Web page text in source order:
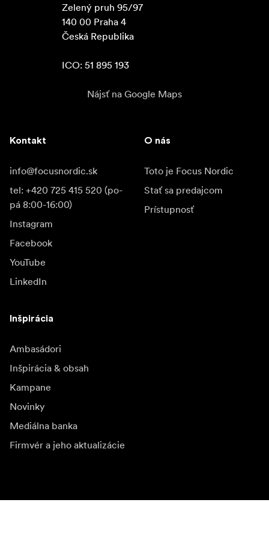
Zelený pruh 95/97
140 00 Praha 4
Česká Republika
ICO: 51 895 193
Nájsť na Google Maps
Kontakt
info@focusnordic.sk
tel: +420 725 415 520 (po-
pá 8:00-16:00)
Instagram
Facebook
YouTube
LinkedIn
O nás
Toto je Focus Nordic
Stať sa predajcom
Prístupnosť
Inšpirácia
Ambasádori
Inšpirácia & obsah
Kampane
Novinky
Mediálna banka
Firmvér a jeho aktualizácie